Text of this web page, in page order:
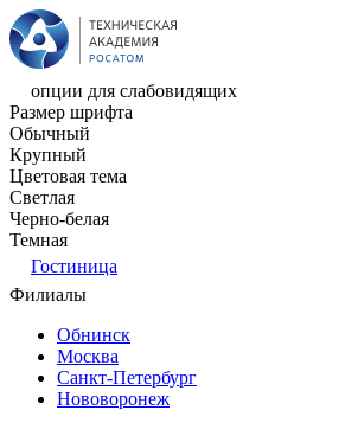
опции для слабовидящих
Размер шрифта
Обычный
Крупный
Цветовая тема
Светлая
Черно-белая
Темная
Гостиница
Филиалы
Обнинск
Москва
Санкт-Петербург
Нововоронеж